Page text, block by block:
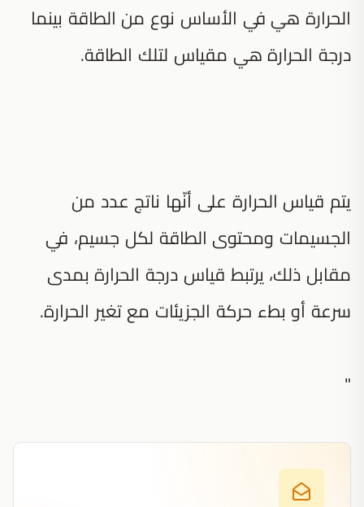
الحرارة هي في الأساس نوع من الطاقة بينما
درجة الحرارة هي مقياس لتلك الطاقة.
يتم قياس الحرارة على أنّها ناتج عدد من
الجسيمات ومحتوى الطاقة لكل جسيم، في
مقابل ذلك، يرتبط قياس درجة الحرارة بمدى
سرعة أو بطء حركة الجزيئات مع تغير الحرارة.
"